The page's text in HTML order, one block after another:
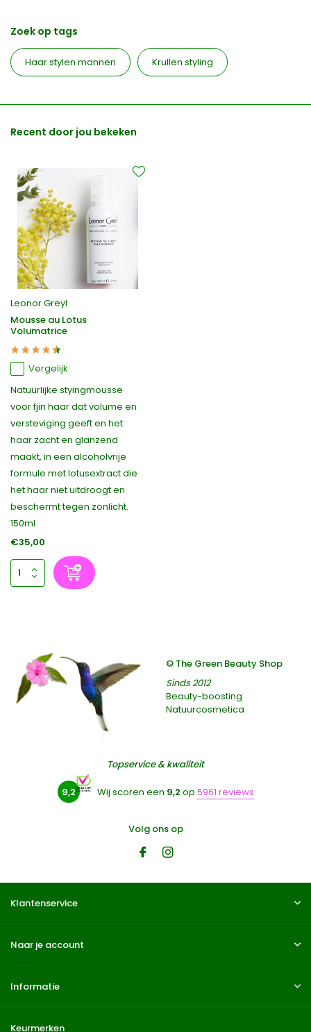
Zoek op tags
Haar stylen mannen Krullen styling
Recent door jou bekeken
Leonor Greyl
Mousse au Lotus
Volumatrice
Vergelijk
Natuurlijke styingmousse
voor fjin haar dat volume en
versteviging geeft en het
haar zacht en glanzend
maakt, in een alcoholvrije
formule met lotusextract die
het haar niet uitdroogt en
beschermt tegen zonlicht.
150ml
€35,00
© The Green Beauty Shop
Sinds 2012
Beauty-boosting
Natuurcosmetica
Topservice & kwaliteit
9,2 Wij scoren een 9,2 op 5961 reviews
Volg ons op
Klantenservice
Naar je account
Informatie
Keurmerken